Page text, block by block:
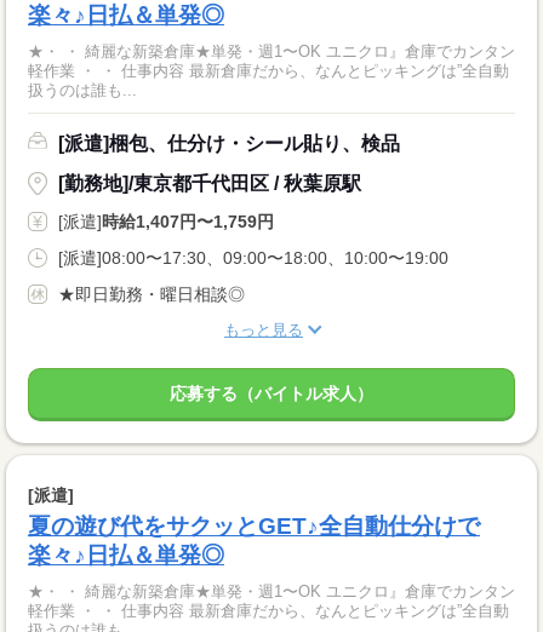
楽々♪日払＆単発◎
★・ ・ 綺麗な新築倉庫★単発・週1〜OK ユニクロ』倉庫でカンタン
軽作業 ・ ・ 仕事内容 最新倉庫だから、なんとピッキングは”全自動
扱うのは誰も...
[派遣]梱包、仕分け・シール貼り、検品
[勤務地]/東京都千代田区 / 秋葉原駅
[派遣]時給1,407円〜1,759円
[派遣]08:00〜17:30、09:00〜18:00、10:00〜19:00
★即日勤務・曜日相談◎
もっと見る
応募する（バイトル求人）
[派遣]
夏の遊び代をサクッとGET♪全自動仕分けで
楽々♪日払＆単発◎
★・ ・ 綺麗な新築倉庫★単発・週1〜OK ユニクロ』倉庫でカンタン
軽作業 ・ ・ 仕事内容 最新倉庫だから、なんとピッキングは”全自動